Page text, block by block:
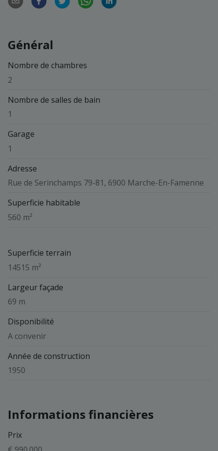
Général
Nombre de chambres
2
Nombre de salles de bain
1
Garage
1
Adresse
Rue de Serinchamps 79-81, 6900 Marche-En-Famenne
Superficie habitable
560 m²
Superficie terrain
14515 m²
Largeur façade
69 m
Disponibilité
A convenir
Année de construction
1950
Informations financières
Prix